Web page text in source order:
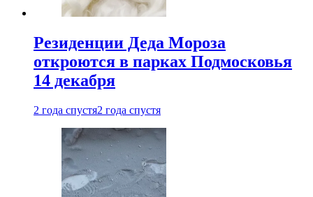
Резиденции Деда Мороза
откроются в парках Подмосковья
14 декабря
2 года спустя2 года спустя